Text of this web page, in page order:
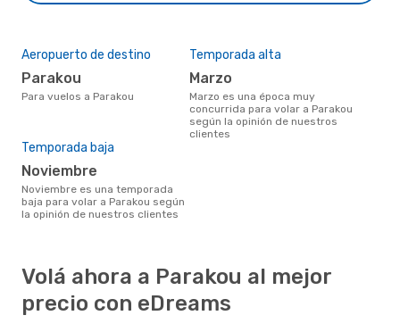
Aeropuerto de destino
Parakou
Para vuelos a Parakou
Temporada alta
marzo
marzo es una época muy
concurrida para volar a Parakou
según la opinión de nuestros
clientes
Temporada baja
noviembre
noviembre es una temporada
baja para volar a Parakou según
la opinión de nuestros clientes
Volá ahora a Parakou al mejor
precio con eDreams